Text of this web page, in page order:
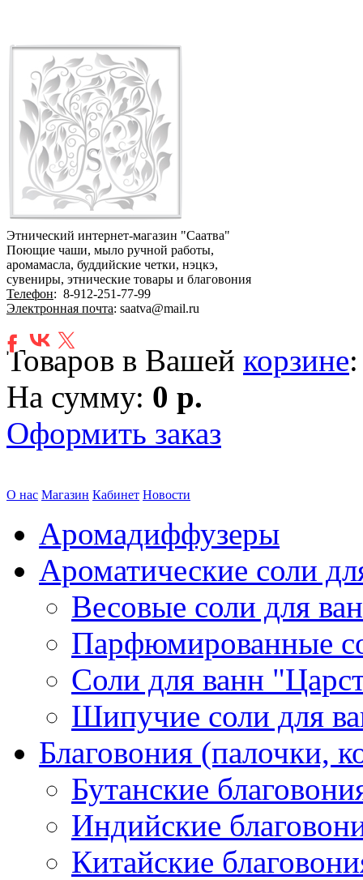
Этнический интернет-магазин "Саатва"
Поющие чаши, мыло ручной работы,
аромамасла, буддийские четки, нэцкэ,
сувениры, этнические товары и благовония
Телефон: 8-912-251-77-99
Электронная почта: saatva@mail.ru
Товаров в Вашей корзине
На сумму: 0 р.
Оформить заказ
О нас Магазин Кабинет Новости
Аромадиффузеры
Ароматические соли
Весовые соли для
Парфюмированные
Соли для ванн
Шипучие соли для
Благовония (палочки,
Бутанские
Индийские
Китайские